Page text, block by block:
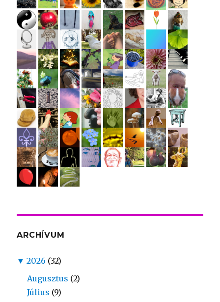
ARCHÍVUM
▼ 2026 (32)
Augusztus (2)
Július (9)